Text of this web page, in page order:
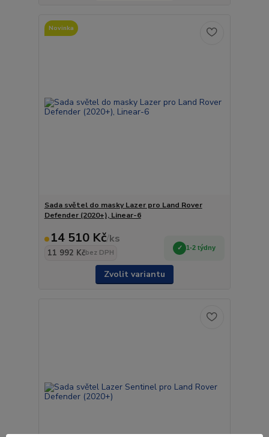
Novinka
Sada světel do masky Lazer pro Land Rover
Defender (2020+), Linear-6
14 510 Kč/ks
11 992 Kčbez DPH
1-2 týdny
Zvolit variantu